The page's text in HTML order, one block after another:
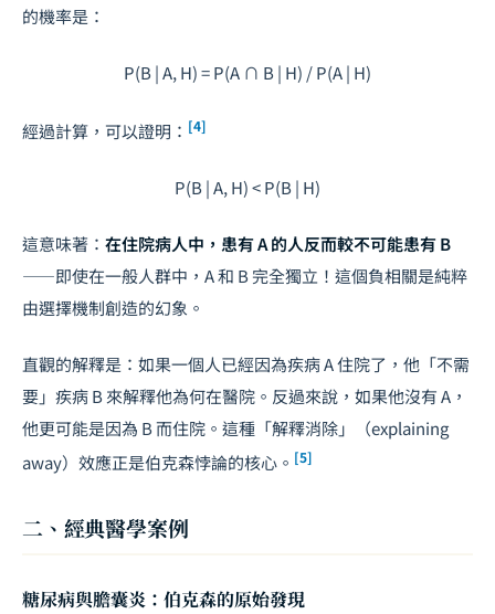
的機率是：
P(B | A, H) = P(A ∩ B | H) / P(A | H)
經過計算，可以證明： [4]
P(B | A, H) < P(B | H)
這意味著： 在住院病人中，患有 A 的人反而較不可能患有 B
——即使在一般人群中，A 和 B 完全獨立！這個負相關是純粹
由選擇機制創造的幻象。
直觀的解釋是：如果一個人已經因為疾病 A 住院了，他「不需
要」疾病 B 來解釋他為何在醫院。反過來說，如果他沒有 A，
他更可能是因為 B 而住院。這種「解釋消除」（explaining
away）效應正是伯克森悖論的核心。 [5]
二、經典醫學案例
糖尿病與膽囊炎：伯克森的原始發現